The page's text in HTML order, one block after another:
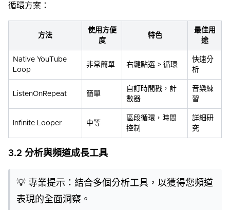
循環方案：
方法
使用方便
度
特色
最佳用
途
Native YouTube
Loop
非常簡單 右鍵點選 > 循環
快速分
析
ListenOnRepeat 簡單
自訂時間戳，計
數器
音樂練
習
Infinite Looper 中等
區段循環，時間
控制
詳細研
究
3.2 分析與頻道成長工具
💡 專業提示：結合多個分析工具，以獲得您頻道
表現的全面洞察。